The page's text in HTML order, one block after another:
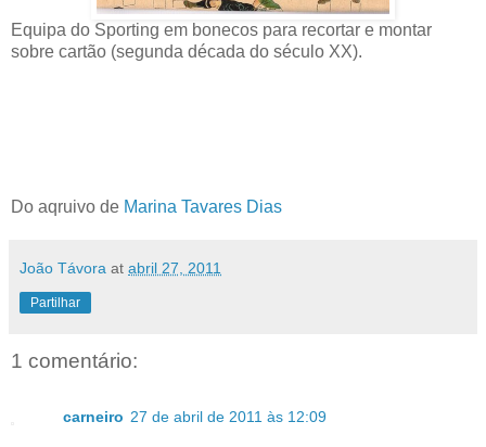
Equipa do Sporting em bonecos para recortar e montar
sobre cartão (segunda década do século XX).
Do aqruivo de Marina Tavares Dias
João Távora at abril 27, 2011
Partilhar
1 comentário:
carneiro 27 de abril de 2011 às 12:09